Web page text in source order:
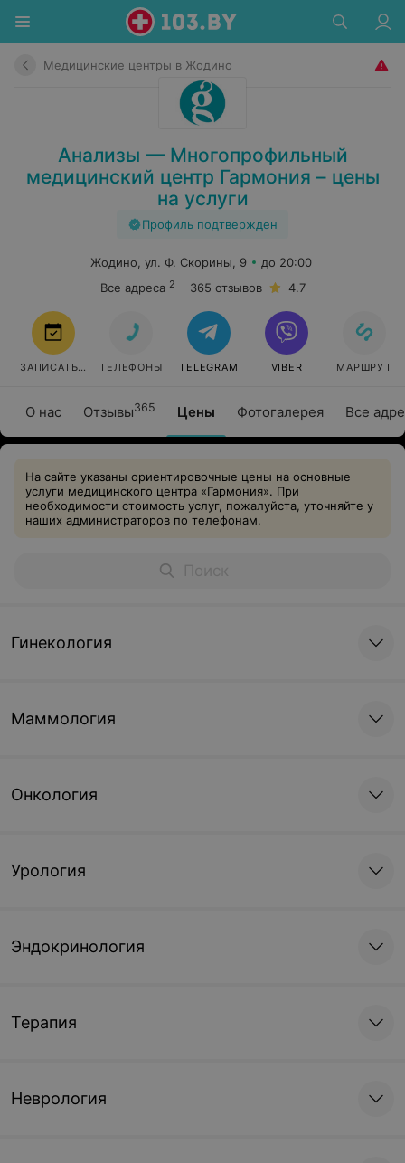
Медицинские центры в Жодино
Анализы — Многопрофильный
медицинский центр Гармония – цены
на услуги
Профиль подтвержден
О нас Отзывы365 Цены Фотогалерея Все
Жодино, ул. Ф. Скорины, 9
до 20:00
Все адреса 2 365 отзывов 4.7
ЗАПИСАТЬСЯ ТЕЛЕФОНЫ TELEGRAM VIBER МАРШРУТ
На сайте указаны ориентировочные цены на основные
услуги медицинского центра «Гармония». При
необходимости стоимость услуг, пожалуйста, уточняйте у
наших администраторов по телефонам.
Гинекология
Маммология
Онкология
Урология
Эндокринология
Терапия
Неврология